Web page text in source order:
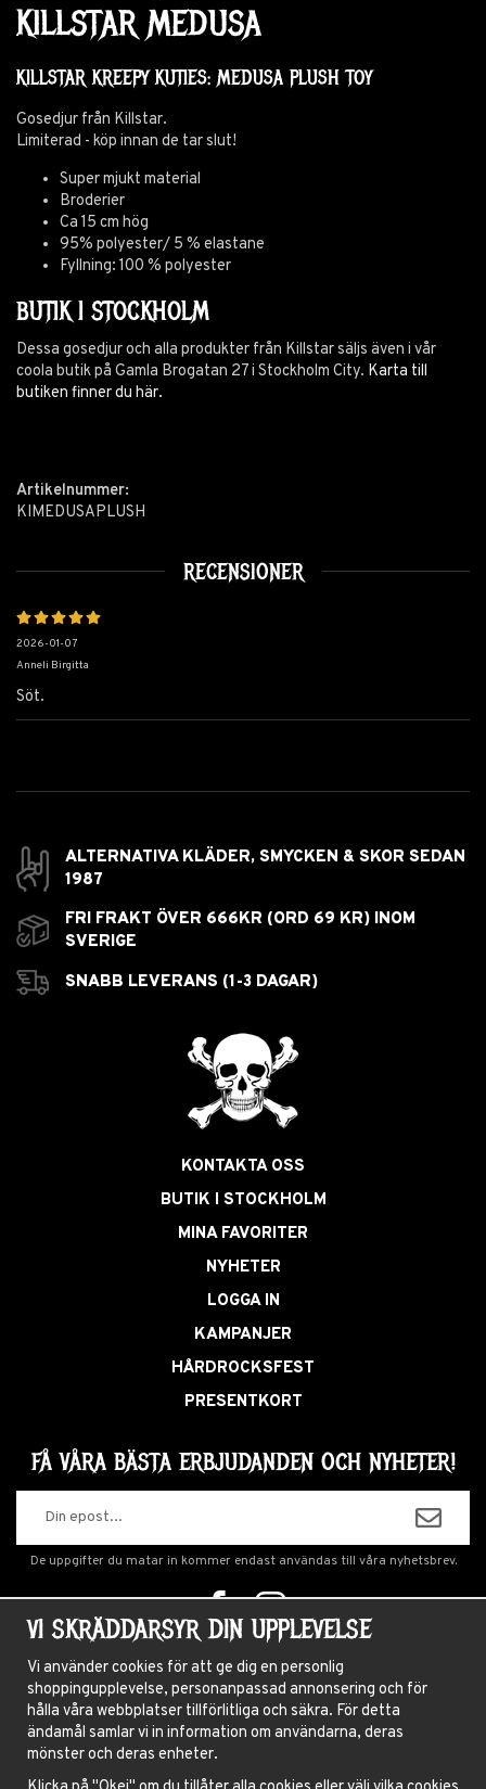
KILLSTAR MEDUSA
KILLSTAR KREEPY KUTIES: MEDUSA PLUSH TOY
Gosedjur från Killstar.
Limiterad - köp innan de tar slut!
Super mjukt material
Broderier
Ca 15 cm hög
95% polyester/ 5 % elastane
Fyllning: 100 % polyester
BUTIK I STOCKHOLM
Dessa gosedjur och alla produkter från Killstar säljs även i vår
coola butik på Gamla Brogatan 27 i Stockholm City. Karta till
butiken finner du här.
Artikelnummer:
KIMEDUSAPLUSH
RECENSIONER
2026-01-07
Anneli Birgitta
Söt.
ALTERNATIVA KLÄDER, SMYCKEN & SKOR SEDAN
1987
FRI FRAKT ÖVER 666KR (ORD 69 KR) INOM
SVERIGE
SNABB LEVERANS (1-3 DAGAR)
KONTAKTA OSS
BUTIK I STOCKHOLM
MINA FAVORITER
NYHETER
LOGGA IN
KAMPANJER
HÅRDROCKSFEST
PRESENTKORT
FÅ VÅRA BÄSTA ERBJUDANDEN OCH NYHETER!
De uppgifter du matar in kommer endast användas till våra nyhetsbrev.
OM OSS
NYHETSBREV
OM COOKIES
FRÅGOR OCH SVAR
VI SKRÄDDARSYR DIN UPPLEVELSE
Vi använder cookies för att ge dig en personlig
shoppingupplevelse, personanpassad annonsering och för
hålla våra webbplatser tillförlitliga och säkra. För detta
ändamål samlar vi in information om användarna, deras
mönster och deras enheter.